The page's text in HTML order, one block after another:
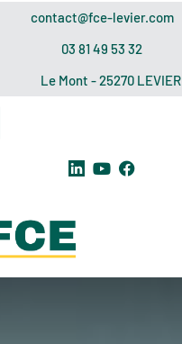
contact@fce-levier.com
03 81 49 53 32
Le Mont - 25270 LEVIER
des cookies